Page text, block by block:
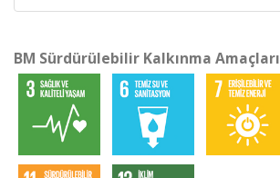
BM Sürdürülebilir Kalkınma Amaçları